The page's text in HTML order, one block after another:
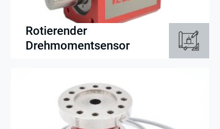
Rotierender
Drehmomentsensor